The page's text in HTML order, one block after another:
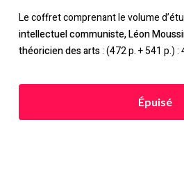
Le coffret comprenant le volume
intellectuel communiste, Léon
théoricien des arts: (472 p. + 541 p.) :
Épuisé